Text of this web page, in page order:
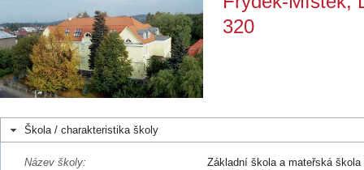
320
Škola / charakteristika školy
Název školy:
Základní škola a mateřská